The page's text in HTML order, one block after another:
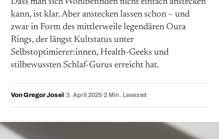
kann, ist klar. Aber anstecken lassen schon – und
zwar in Form des mittlerweile legendären Oura
Rings, der längst Kultstatus unter
Selbstoptimierer:innen, Health-Geeks und
stilbewussten Schlaf-Gurus erreicht hat.
Von Gregor Josel ·3. April 2025·2 Min. Lesezeit